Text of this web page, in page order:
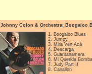
Johnny Colon & Orchestra: Boogaloo
1. Boogaloo Blues
2. Jumpy
3. Mira Ven Acá
4. Descarga
5. Guantanamera
6. Mi Querida Bomba
7. Judy Part II
8. Canallon